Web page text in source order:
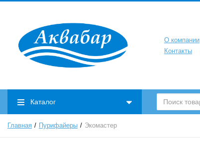
О компании
Контакты
Каталог
Главная Пурифайеры Экомастер